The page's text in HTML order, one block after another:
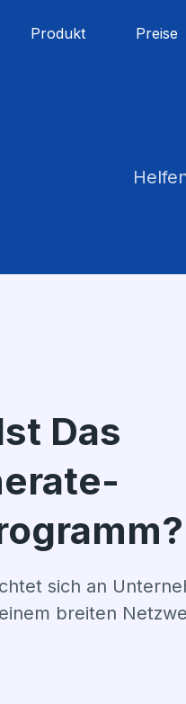
Produkt Preise
Das
sich an
breiten